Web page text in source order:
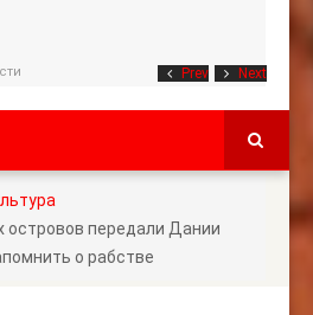
Prev Next
островов передали Дании
о рабстве